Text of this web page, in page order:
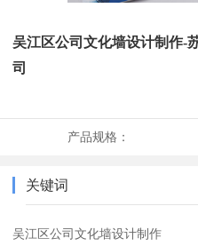
吴江区公司文化墙设计制作-
司
产品规格：
关键词
吴江区公司文化墙设计制作